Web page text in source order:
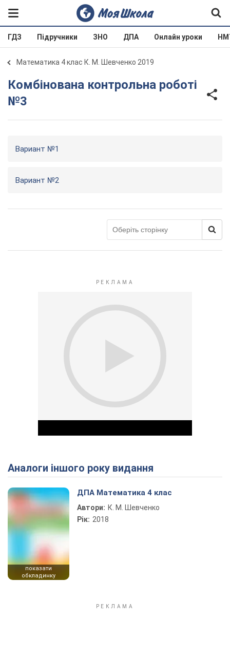
ГДЗ Підручники ЗНО ДПА Онлайн уроки
Математика 4 клас К. М. Шевченко 2019
Комбінована контрольна роботі
№3
Вариант №1
Вариант №2
Play Video
Аналоги іншого року видання
показати
обкладинку
ДПА Математика 4 клас
Автори: К. М. Шевченко
Рік: 2018